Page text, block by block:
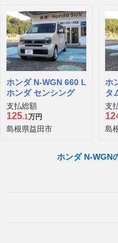
ホンダ N-WGN 660 L
ホンダ センシング
支払総額
125.1万円
島根県益田市
ホ
タ
ン
支
島
ホンダ N-WGN